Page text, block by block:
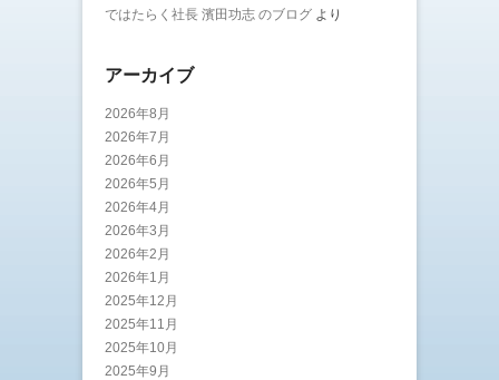
ではたらく社長 濱田功志 のブログ より
アーカイブ
2026年8月
2026年7月
2026年6月
2026年5月
2026年4月
2026年3月
2026年2月
2026年1月
2025年12月
2025年11月
2025年10月
2025年9月